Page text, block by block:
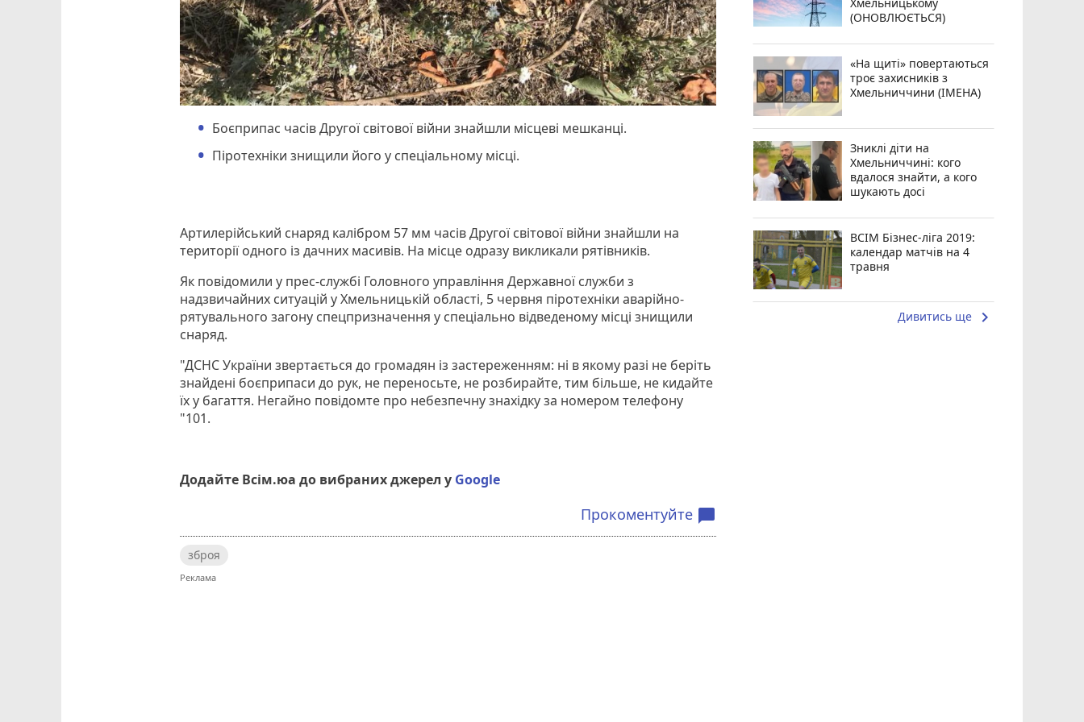
Боєприпас часів Другої світової війни знайшли місцеві мешканці.
Піротехніки знищили його у спеціальному місці.
Артилерійський снаряд калібром 57 мм часів Другої світової війни знайшли на
території одного із дачних масивів. На місце одразу викликали рятівників.
Як повідомили у прес-службі Головного управління Державної служби з
надзвичайних ситуацій у Хмельницькій області, 5 червня піротехніки аварійно-
рятувального загону спецпризначення у спеціально відведеному місці знищили
снаряд.
"ДСНС України звертається до громадян із застереженням: ні в якому разі не беріть
знайдені боєприпаси до рук, не переносьте, не розбирайте, тим більше, не кидайте
їх у багаття. Негайно повідомте про небезпечну знахідку за номером телефону
"101.
Додайте Всім.юа до вибраних джерел у Google
Прокоментуйте chat_bubble
зброя
(ОНОВЛЮЄТЬСЯ)
«На щиті» повертаються
троє захисників з
Хмельниччини (ІМЕНА)
Зниклі діти на
Хмельниччині: кого
вдалося знайти, а кого
шукають досі
ВСІМ Бізнес-ліга 2019:
календар матчів на 4
травня
Дивитись ще keyboard_arrow_right